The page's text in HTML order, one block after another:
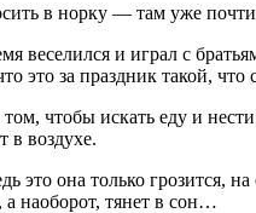
в норку — там уже
и играл с
за праздник такой, что
чтобы искать еду и
в воздухе.
это она только
а наоборот, тянет в сон…